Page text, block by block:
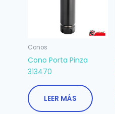
Conos
Cono Porta Pinza
313470
LEER MÁS